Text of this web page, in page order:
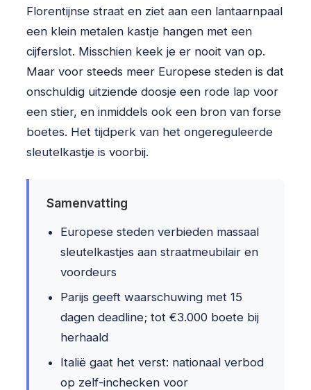
Florentijnse straat en ziet aan een lantaarnpaal
een klein metalen kastje hangen met een
cijferslot. Misschien keek je er nooit van op.
Maar voor steeds meer Europese steden is dat
onschuldig uitziende doosje een rode lap voor
een stier, en inmiddels ook een bron van forse
boetes. Het tijdperk van het ongereguleerde
sleutelkastje is voorbij.
Samenvatting
Europese steden verbieden massaal
sleutelkastjes aan straatmeubilair en
voordeurs
Parijs geeft waarschuwing met 15
dagen deadline; tot €3.000 boete bij
herhaald
Italië gaat het verst: nationaal verbod
op zelf-inchecken voor